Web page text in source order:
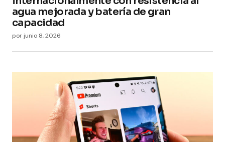
agua mejorada y batería de gran
capacidad
por junio 8, 2026